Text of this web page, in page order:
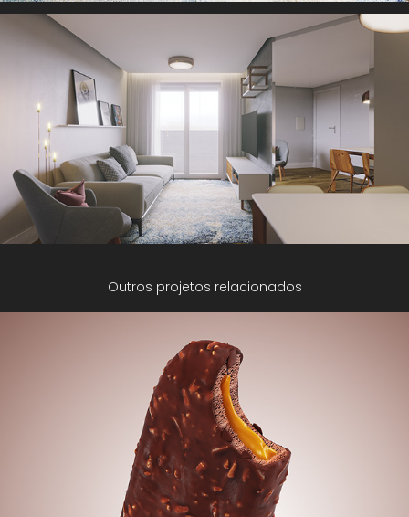
Outros projetos relacionados
3D - Picolé de chocolate com amendoim